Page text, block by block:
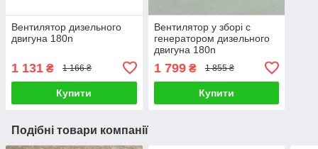
Вентилятор дизельного
двигуна 180n
1 131 ₴ 1 166 ₴
Купити
Вентилятор у зборі c
генератором дизельного
двигуна 180n
1 799₴ 1 855 ₴
Купити
Подібні товари компанії